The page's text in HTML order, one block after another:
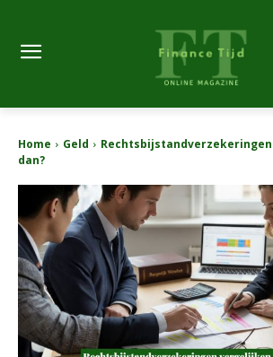
Home Geld
dan?